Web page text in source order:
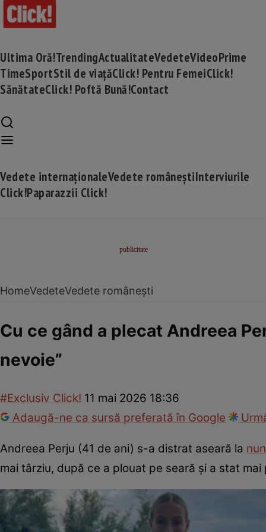
Ultima Oră!TrendingActualitateVedeteVideoPrime
TimeSportStil de viațăClick! Pentru FemeiClick!
SănătateClick! Poftă Bună!Contact
Vedete internaționaleVedete româneștiInterviurile
Click!Paparazzii Click!
HomeVedeteVedete românești
Cu ce gând a plecat Andreea
nevoie”
#Exclusiv Click! 11 mai 2026 18:36
Adaugă-ne ca sursă preferată în Google
Andreea Perju (41 de ani) s-a distrat aseară la
mai târziu, după ce a plouat pe seară și a stat